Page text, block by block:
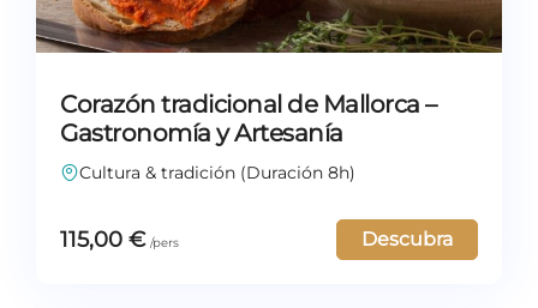
Corazón tradicional de Mallorca –
Gastronomía y Artesanía
Cultura & tradición (Duración 8h)
115,00 € Descubra